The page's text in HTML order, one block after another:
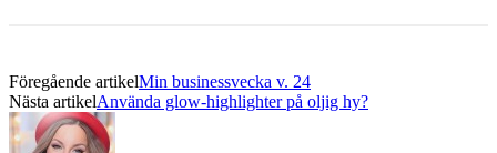
Föregående artikelMin businessvecka v. 24
Nästa artikelAnvända glow-highlighter på oljig hy?